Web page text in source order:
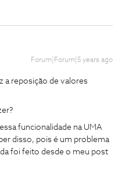
Forum|Forum|5 years ago
a reposição de valores
funcionalidade na UMA
disso, pois é um problema
foi feito desde o meu post